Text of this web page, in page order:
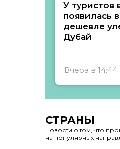
У туристов
появилась
дешевле
Дубай
Вчера в 14:44
СТРАНЫ
Новости о том, что
на популярных